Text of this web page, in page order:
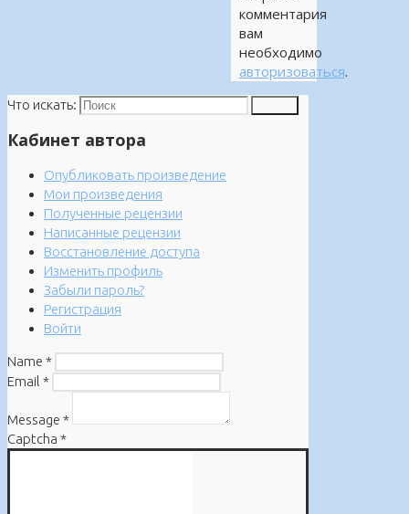
комментария
вам
необходимо
авторизоваться.
Что искать:
Кабинет автора
Опубликовать произведение
Мои произведения
Полученные рецензии
Написанные рецензии
Восстановление доступа
Изменить профиль
Забыли пароль?
Регистрация
Войти
Name *
Email *
Message *
Captcha *